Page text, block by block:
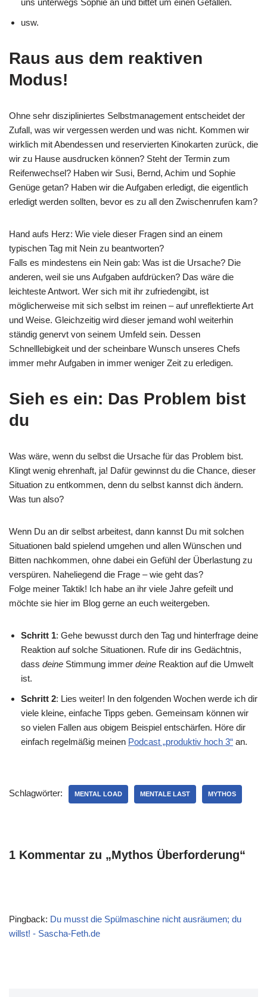
uns unterwegs Sophie an und bittet um einen Gefallen.
usw.
Raus aus dem reaktiven
Modus!
Ohne sehr diszipliniertes Selbstmanagement entscheidet der
Zufall, was wir vergessen werden und was nicht. Kommen wir
wirklich mit Abendessen und reservierten Kinokarten zurück, die
wir zu Hause ausdrucken können? Steht der Termin zum
Reifenwechsel? Haben wir Susi, Bernd, Achim und Sophie
Genüge getan? Haben wir die Aufgaben erledigt, die eigentlich
erledigt werden sollten, bevor es zu all den Zwischenrufen kam?
Hand aufs Herz: Wie viele dieser Fragen sind an einem
typischen Tag mit Nein zu beantworten?
Falls es mindestens ein Nein gab: Was ist die Ursache? Die
anderen, weil sie uns Aufgaben aufdrücken? Das wäre die
leichteste Antwort. Wer sich mit ihr zufriedengibt, ist
möglicherweise mit sich selbst im reinen – auf unreflektierte Art
und Weise. Gleichzeitig wird dieser jemand wohl weiterhin
ständig genervt von seinem Umfeld sein. Dessen
Schnelllebigkeit und der scheinbare Wunsch unseres Chefs
immer mehr Aufgaben in immer weniger Zeit zu erledigen.
Sieh es ein: Das Problem bist
du
Was wäre, wenn du selbst die Ursache für das Problem bist.
Klingt wenig ehrenhaft, ja! Dafür gewinnst du die Chance, dieser
Situation zu entkommen, denn du selbst kannst dich ändern.
Was tun also?
Wenn Du an dir selbst arbeitest, dann kannst Du mit solchen
Situationen bald spielend umgehen und allen Wünschen und
Bitten nachkommen, ohne dabei ein Gefühl der Überlastung zu
verspüren. Naheliegend die Frage – wie geht das?
Folge meiner Taktik! Ich habe an ihr viele Jahre gefeilt und
möchte sie hier im Blog gerne an euch weitergeben.
Schritt 1: Gehe bewusst durch den Tag und hinterfrage deine
Reaktion auf solche Situationen. Rufe dir ins Gedächtnis,
dass deine Stimmung immer deine Reaktion auf die Umwelt
ist.
Schritt 2: Lies weiter! In den folgenden Wochen werde ich dir
viele kleine, einfache Tipps geben. Gemeinsam können wir
so vielen Fallen aus obigem Beispiel entschärfen. Höre dir
einfach regelmäßig meinen Podcast „produktiv hoch 3“ an.
Schlagwörter: MENTAL LOAD MENTALE LAST MYTHOS
1 Kommentar zu „Mythos Überforderung“
Pingback: Du musst die Spülmaschine nicht ausräumen; du
willst! - Sascha-Feth.de